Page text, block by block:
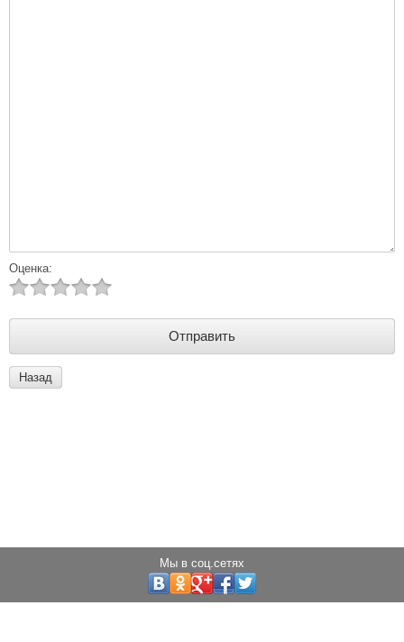
Оценка:
Назад
Мы в соц.сетях